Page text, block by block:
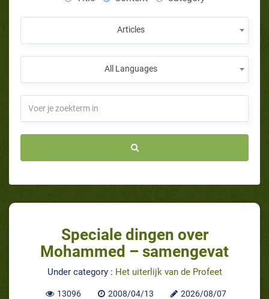
Articles
All Languages
Speciale dingen over
Mohammed – samengevat
Under category : Het uiterlijk van de Profeet
13096 2008/04/13 2026/08/07